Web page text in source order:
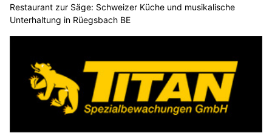
Restaurant zur Säge: Schweizer Küche und musikalische
Unterhaltung in Rüegsbach BE